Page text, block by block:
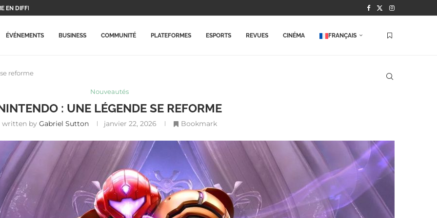
EN DIFFICULTÉ, MAIS...
ÉVÉNEMENTS BUSINESS COMMUNITÉ PLATEFORMES ESPORTS REVUES CINÉMA FRANÇAIS
reforme
Nouveautés
: UNE LÉGENDE SE REFORME
written by Gabriel Sutton janvier 22, 2026 Bookmark